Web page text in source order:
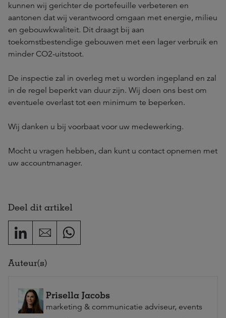
kunnen wij gerichter de portefeuille verbeteren en
aantonen dat wij verantwoord omgaan met energie, milieu
en gebouwkwaliteit. Dit draagt bij aan
toekomstbestendige gebouwen met een lager verbruik en
minder CO2-uitstoot.
De inspectie zal in overleg met u worden ingepland en zal
in de regel beperkt van duur zijn. Wij doen ons best om
eventuele overlast tot een minimum te beperken.
Wij danken u bij voorbaat voor uw medewerking.
Mocht u vragen hebben, dan kunt u contact opnemen met
uw accountmanager.
Deel dit artikel
Auteur(s)
Prisella Jacobs
marketing & communicatie adviseur, events